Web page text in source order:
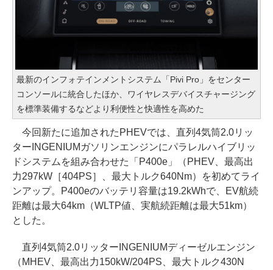
最新のインフォテインメントシステム「Pivi Pro」をセンター
コンソールに統合したほか、ワイヤレスデバイスチャージング
を標準装備するなどより利便性と快適性を高めた
今回新たに追加されたPHEVでは、直列4気筒2.0リッ
ターINGENIUMガソリンエンジンにパラレルハイブリッ
ドシステムを組み合わせた「P400e」（PHEV、最高出
力297kW［404PS］、最大トルク640Nm）を初めてライ
ンアップ。P400eのバッテリ容量は19.2kWhで、EV航続
距離は最大64km（WLTP値、実航続距離は最大51km）
とした。
直列4気筒2.0リッターINGENIUMディーゼルエンジン
（MHEV、最高出力150kW/204PS、最大トルク430N